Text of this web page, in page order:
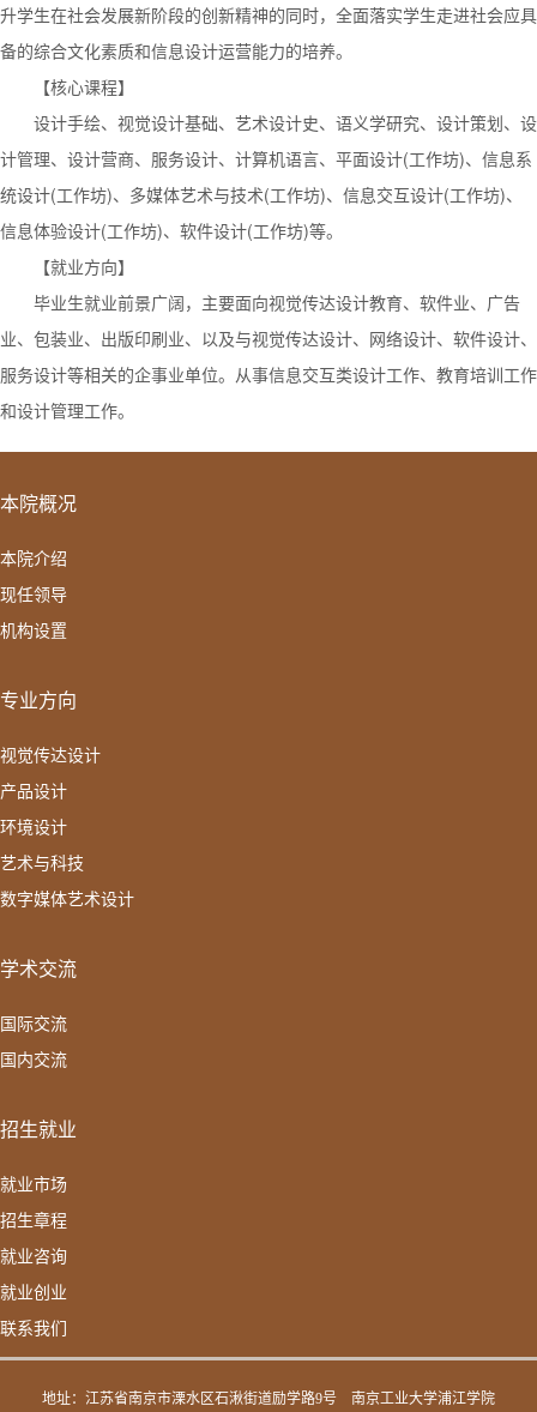
升学生在社会发展新阶段的创新精神的同时，全面落实学生走进社会应具
备的综合文化素质和信息设计运营能力的培养。
【核心课程】
设计手绘、视觉设计基础、艺术设计史、语义学研究、设计策划、设
计管理、设计营商、服务设计、计算机语言、平面设计(工作坊)、信息系
统设计(工作坊)、多媒体艺术与技术(工作坊)、信息交互设计(工作坊)、
信息体验设计(工作坊)、软件设计(工作坊)等。
【就业方向】
毕业生就业前景广阔，主要面向视觉传达设计教育、软件业、广告
业、包装业、出版印刷业、以及与视觉传达设计、网络设计、软件设计、
服务设计等相关的企事业单位。从事信息交互类设计工作、教育培训工作
和设计管理工作。
本院概况
本院介绍
现任领导
机构设置
专业方向
视觉传达设计
产品设计
环境设计
艺术与科技
数字媒体艺术设计
学术交流
国际交流
国内交流
招生就业
就业市场
招生章程
就业咨询
就业创业
联系我们
地址：江苏省南京市溧水区石湫街道励学路9号 南京工业大学浦江学院